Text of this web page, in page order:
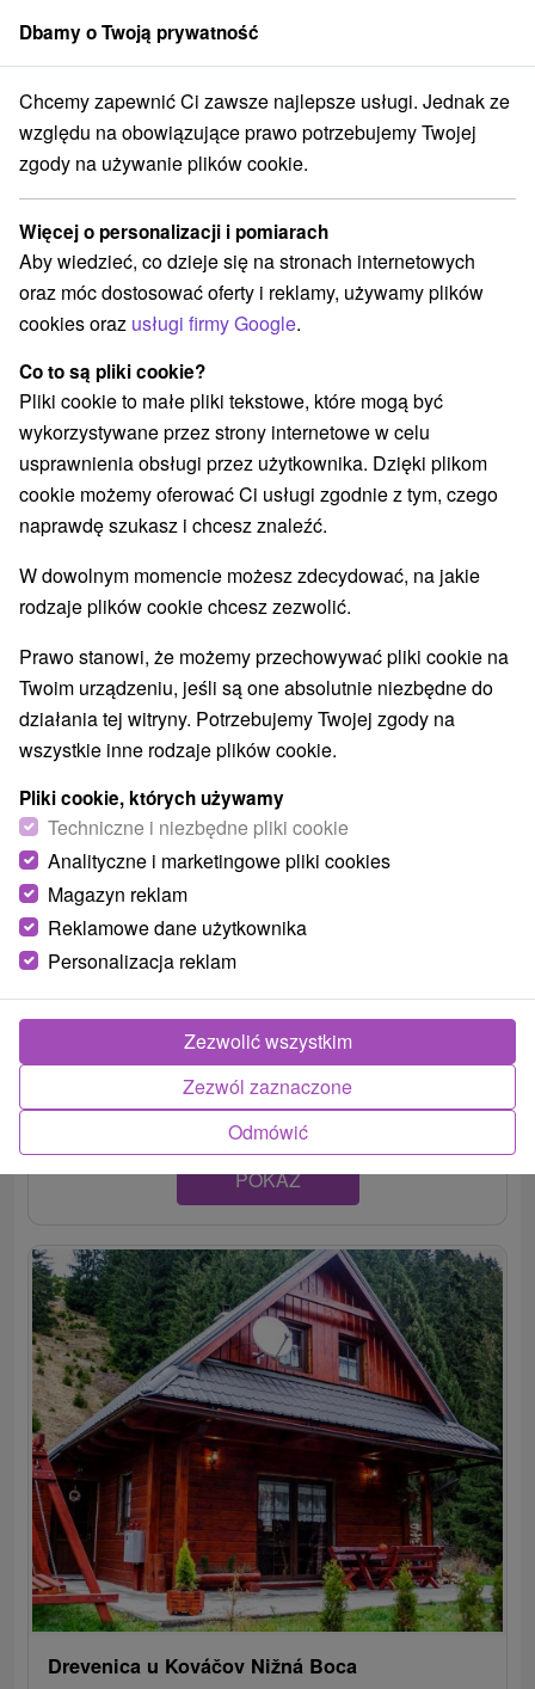
członek grupySorger
Drevenice Stredné Slovensko Žilinský kraj Nižná Boca
Drevenice Nižná Boca
Kategorie
Wszystkie kategorie
Hotele na Slovacji(1)
Chaty na prenájom(4) Drevenice
Wybierz lokalizację lub datę
WSZYSTKO TOP - BESTSELLERY NAJTAŃSZE
Drevenice Boca Nižná Boca
Nižná Boca
Tradičné drevenice v obci Nižná Boca ponúkajú útulné
ubytovanie v prekrásnom prostredí...
POKAZ
Drevenica u Kováčov Nižná Boca
Dbamy o Twoją prywatność
Chcemy zapewnić Ci zawsze najlepsze usługi. Jednak ze
względu na obowiązujące prawo potrzebujemy Twojej
zgody na używanie plików cookie.
Więcej o personalizacji i pomiarach
Aby wiedzieć, co dzieje się na stronach internetowych
oraz móc dostosować oferty i reklamy, używamy plików
cookies oraz usługi firmy Google.
Co to są pliki cookie?
Pliki cookie to małe pliki tekstowe, które mogą być
wykorzystywane przez strony internetowe w celu
usprawnienia obsługi przez użytkownika. Dzięki plikom
cookie możemy oferować Ci usługi zgodnie z tym, czego
naprawdę szukasz i chcesz znaleźć.
W dowolnym momencie możesz zdecydować, na jakie
rodzaje plików cookie chcesz zezwolić.
Prawo stanowi, że możemy przechowywać pliki cookie na
Twoim urządzeniu, jeśli są one absolutnie niezbędne do
działania tej witryny. Potrzebujemy Twojej zgody na
wszystkie inne rodzaje plików cookie.
Pliki cookie, których używamy
Techniczne i niezbędne pliki cookie
Analityczne i marketingowe pliki cookies
Magazyn reklam
Reklamowe dane użytkownika
Personalizacja reklam
Odmówić
Zezwól zaznaczone
Zezwolić wszystkim